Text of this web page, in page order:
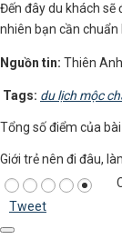
Đến đây du khách sẽ
nhiên bạn cần
Nguồn tin: Thiên Anh
Tags: du lịch mộc
Tổng số điểm của
Giới trẻ nên đi đâu,
Tweet